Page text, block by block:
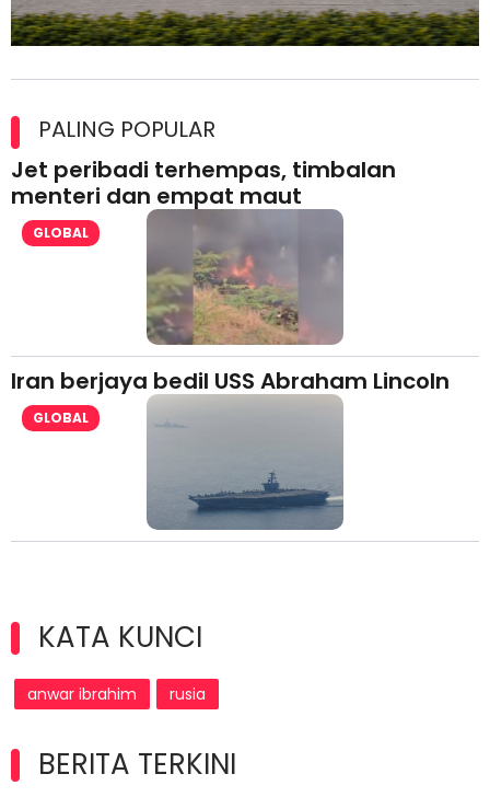
lesen separuh pertama 2026
PALING POPULAR
Jet peribadi terhempas, timbalan
menteri dan empat maut
GLOBAL
Iran berjaya bedil USS Abraham Lincoln
GLOBAL
KATA KUNCI
anwar ibrahim rusia
BERITA TERKINI